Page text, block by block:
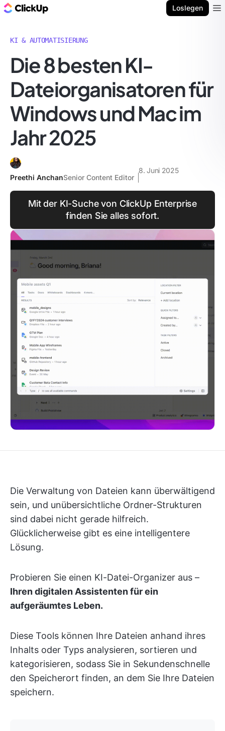
Loslegen
KI & AUTOMATISIERUNG
Die 8 besten KI-
Dateiorganisatoren für
Windows und Mac im
Jahr 2025
Preethi AnchanSenior Content Editor
8. Juni 2025
Mit der KI-Suche von ClickUp Enterprise
finden Sie alles sofort.
Die Verwaltung von Dateien kann überwältigend
sein, und unübersichtliche Ordner-Strukturen
sind dabei nicht gerade hilfreich.
Glücklicherweise gibt es eine intelligentere
Lösung.
Probieren Sie einen KI-Datei-Organizer aus –
Ihren digitalen Assistenten für ein
aufgeräumtes Leben.
Diese Tools können Ihre Dateien anhand ihres
Inhalts oder Typs analysieren, sortieren und
kategorisieren, sodass Sie in Sekundenschnelle
den Speicherort finden, an dem Sie Ihre Dateien
speichern.